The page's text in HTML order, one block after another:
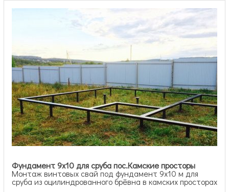
Фундамент 9х10 для сруба пос.Камские просторы
Монтаж винтовых свай под фундамент 9х10 м для
сруба из оцилиндрованного брёвна в камских просторах